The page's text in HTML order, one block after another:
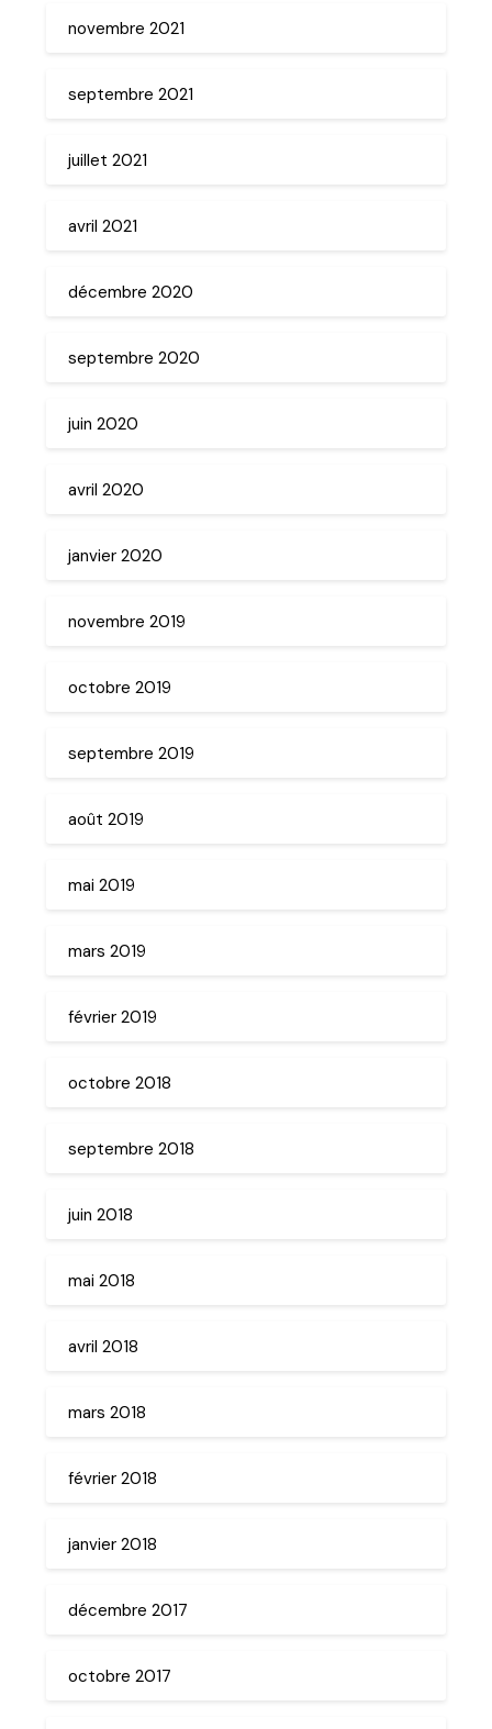
novembre 2021
septembre 2021
juillet 2021
avril 2021
décembre 2020
septembre 2020
juin 2020
avril 2020
janvier 2020
novembre 2019
octobre 2019
septembre 2019
août 2019
mai 2019
mars 2019
février 2019
octobre 2018
septembre 2018
juin 2018
mai 2018
avril 2018
mars 2018
février 2018
janvier 2018
décembre 2017
octobre 2017